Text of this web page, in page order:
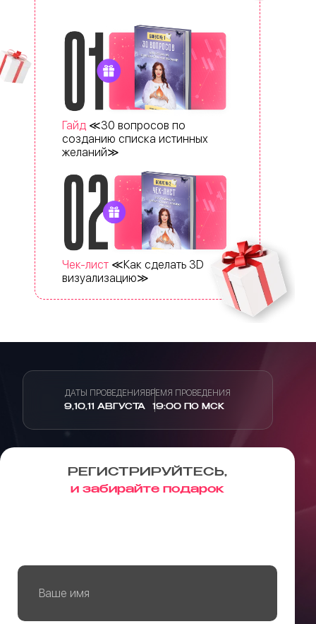
Гайд≪30 вопросов по
созданию списка истинных
желаний≫
Чек-лист≪Как сделать 3D
визуализацию≫
ДАТЫ ПРОВЕДЕНИЯ
9,10,11 АВГУСТА
ВРЕМЯ ПРОВЕДЕНИЯ
19:00 ПО МСК
РЕГИСТРИРУЙТЕСЬ,
и забирайте подарок